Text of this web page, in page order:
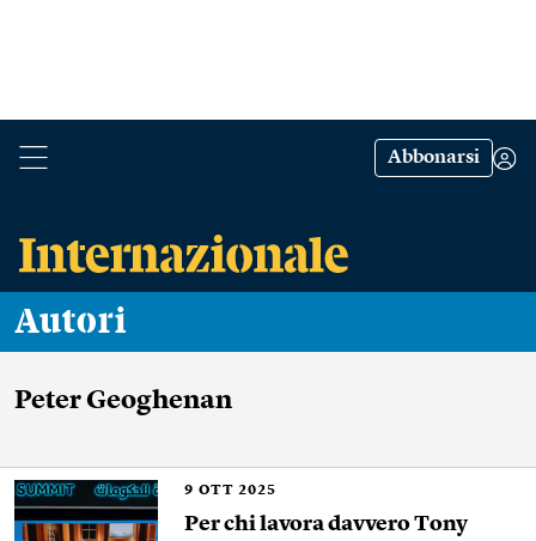
Abbonarsi
Autori
Peter Geoghenan
9 OTT 2025
Per chi lavora davvero Tony